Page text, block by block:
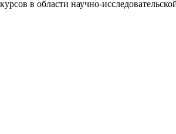
в области научно-